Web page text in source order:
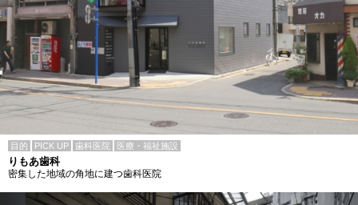
目的 PICK UP 歯科医院 医療・福祉施設
りもあ歯科
密集した地域の角地に建つ歯科医院